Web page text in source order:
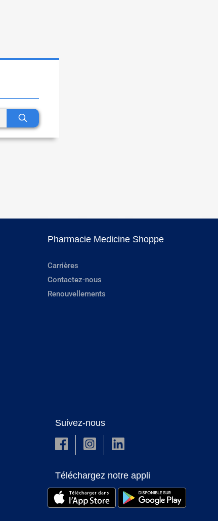
Pharmacie Medicine Shoppe
Carrières
Contactez-nous
Renouvellements
Suivez-nous
Téléchargez notre appli